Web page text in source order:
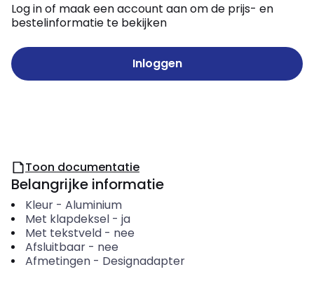
Log in of maak een account aan om de prijs- en
bestelinformatie te bekijken
Inloggen
Toon documentatie
Belangrijke informatie
Kleur- Aluminium
Met klapdeksel- ja
Met tekstveld- nee
Afsluitbaar- nee
Afmetingen- Designadapter